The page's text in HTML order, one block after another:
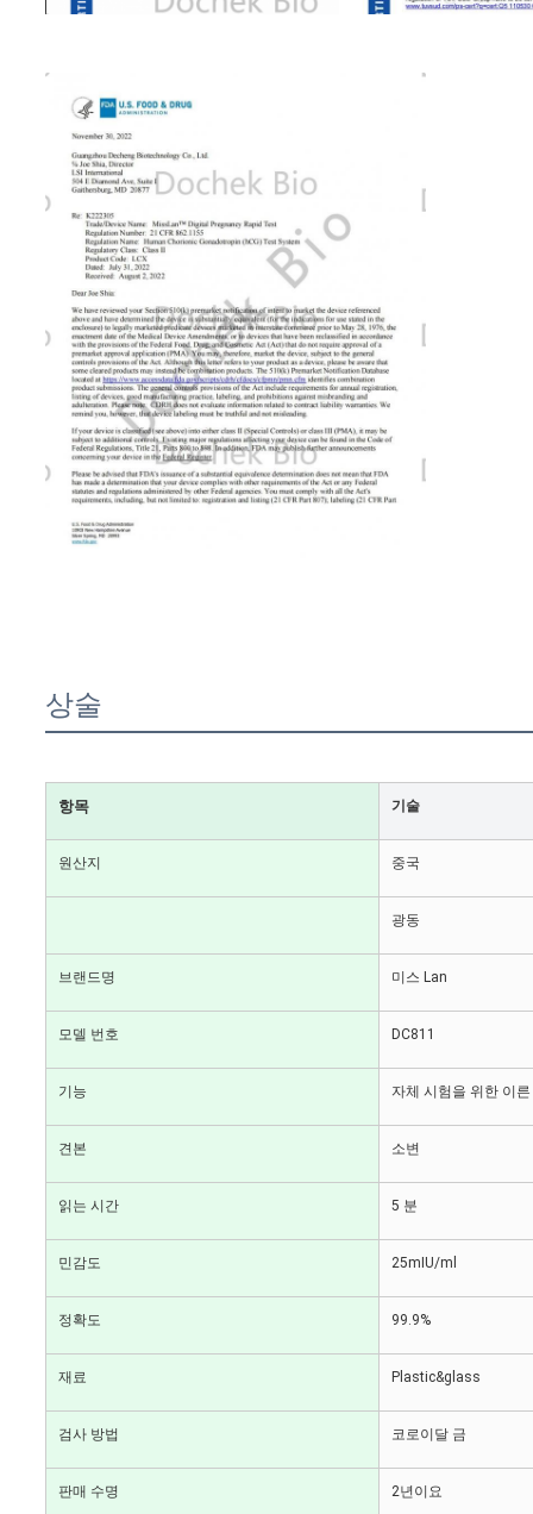
상술
항목 기술
원산지 중국
광동
브랜드명 미스 Lan
모델 번호 DC811
기능 자체 시험을 위한 이
견본 소변
읽는 시간 5 분
민감도 25mIU/ml
정확도 99.9%
재료 Plastic&glass
검사 방법 코로이달 금
판매 수명 2년이요